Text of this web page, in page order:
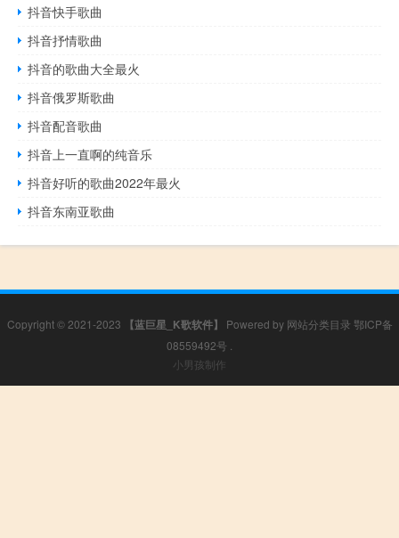
抖音快手歌曲
抖音抒情歌曲
抖音的歌曲大全最火
抖音俄罗斯歌曲
抖音配音歌曲
抖音上一直啊的纯音乐
抖音好听的歌曲2022年最火
抖音东南亚歌曲
Copyright © 2021-2023 【蓝巨星_K歌软件】 Powered by 网站分类目录 鄂ICP备
08559492号
小男孩制作